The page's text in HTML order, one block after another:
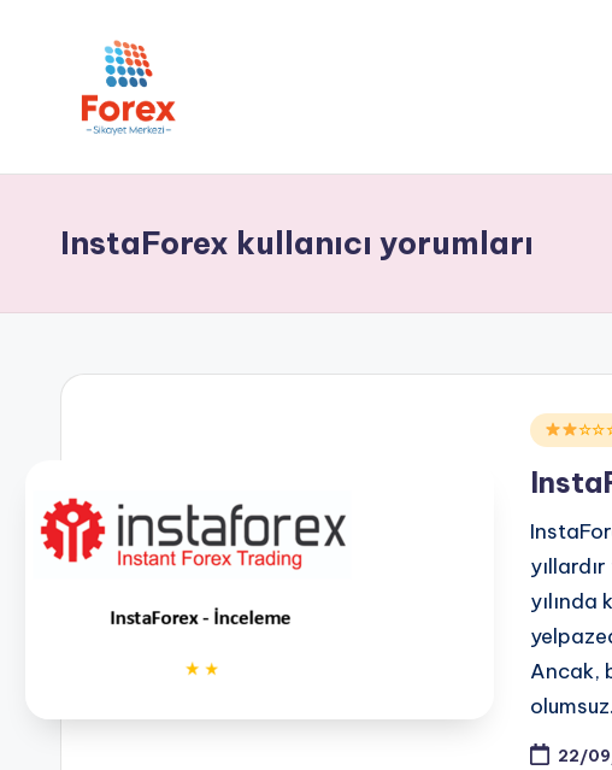
InstaForex kullanıcı yorumları
Posted
yılında
Ancak,
22/